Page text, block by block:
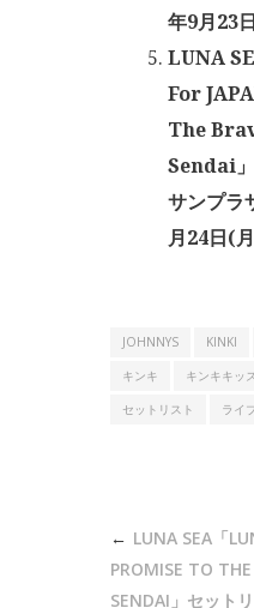
年9月23
LUNA
For
The
Sendai
サンプラ
月24日(
JOHNNYS KINKI
キンキ
キンキキッ
セットリスト
ライ
LUNA SEA「
PROMISE TO
SENDAI」セット